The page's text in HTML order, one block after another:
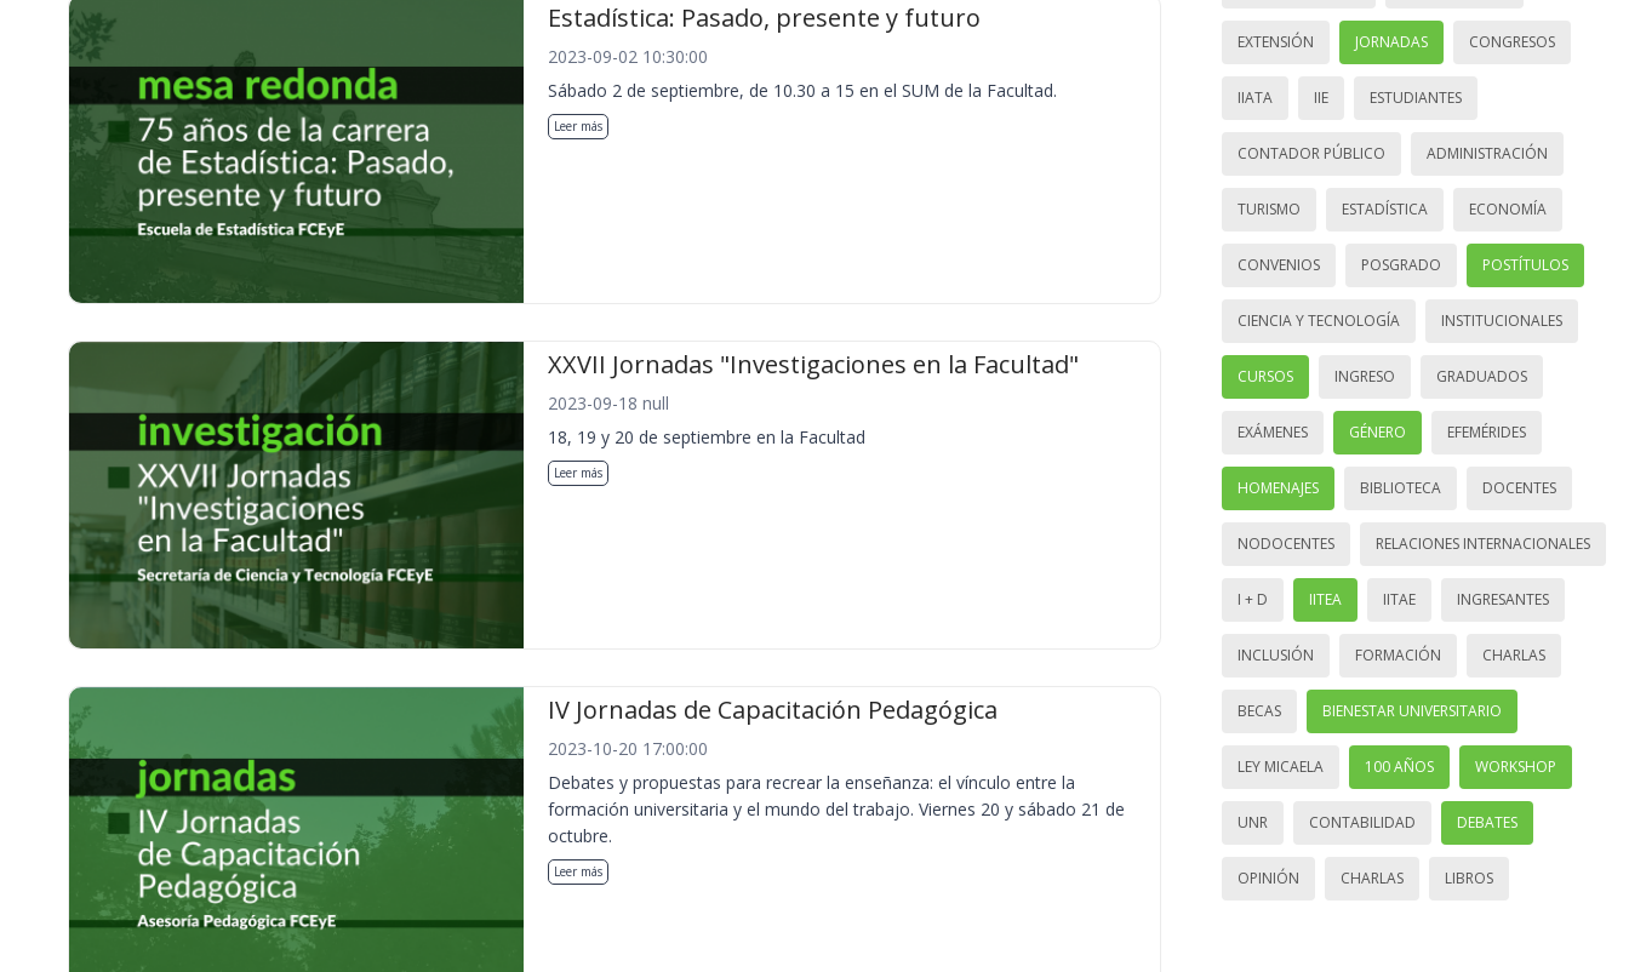
Estadística: Pasado, presente y futuro
2023-09-02 10:30:00
Sábado 2 de septiembre, de 10.30 a 15 en el SUM de la Facultad.
Leer más
XXVII Jornadas "Investigaciones en la Facultad"
2023-09-18 null
18, 19 y 20 de septiembre en la Facultad
Leer más
IV Jornadas de Capacitación Pedagógica
2023-10-20 17:00:00
Debates y propuestas para recrear la enseñanza: el vínculo entre la
formación universitaria y el mundo del trabajo. Viernes 20 y sábado 21 de
octubre.
Leer más
EXTENSIÓN JORNADAS CONGRESOS
IIATA IIE ESTUDIANTES
CONTADOR PÚBLICO ADMINISTRACIÓN
TURISMO ESTADÍSTICA ECONOMÍA
CONVENIOS POSGRADO POSTÍTULOS
CIENCIA Y TECNOLOGÍA INSTITUCIONALES
CURSOS INGRESO GRADUADOS
EXÁMENES GÉNERO EFEMÉRIDES
HOMENAJES BIBLIOTECA DOCENTES
NODOCENTES RELACIONES INTERNACIONALES
I + D IITEA IITAE INGRESANTES
INCLUSIÓN FORMACIÓN CHARLAS
BECAS BIENESTAR UNIVERSITARIO
LEY MICAELA 100 AÑOS WORKSHOP
UNR CONTABILIDAD DEBATES
OPINIÓN CHARLAS LIBROS